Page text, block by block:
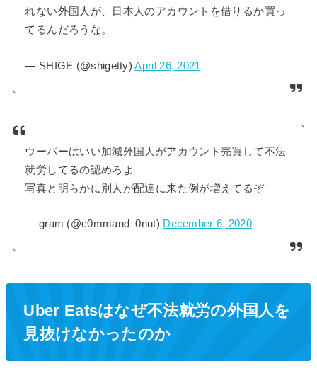
れない外国人が、日本人のアカウントを借りるか買っ
てるんだろうな。
— SHIGE (@shigetty)April 26, 2021
ウーバーはいい加減外国人がアカウント売買して不法
就労してるの認めろよ
写真と明らかに別人が配達に来た例が増えてるぞ
— gram (@c0mmand_0nut) December 6, 2020
Uber Eatsはなぜ不法就労の外国人を
見抜けなかったのか